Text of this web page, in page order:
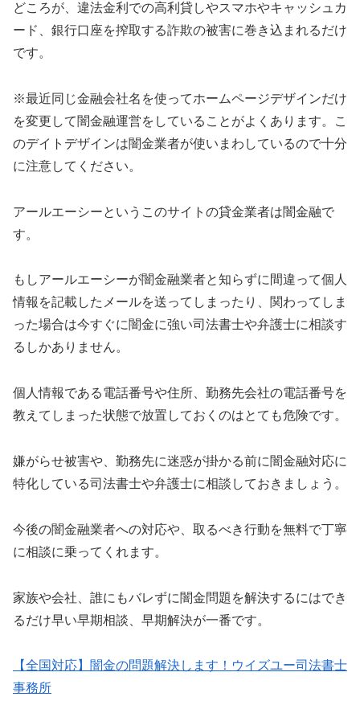
どころが、違法金利での高利貸しやスマホやキャッシュカ
ード、銀行口座を搾取する詐欺の被害に巻き込まれるだけ
です。
※最近同じ金融会社名を使ってホームページデザインだけ
を変更して闇金融運営をしていることがよくあります。こ
のデイトデザインは闇金業者が使いまわしているので十分
に注意してください。
アールエーシーというこのサイトの貸金業者は闇金融で
す。
もしアールエーシーが闇金融業者と知らずに間違って個人
情報を記載したメールを送ってしまったり、関わってしま
った場合は今すぐに闇金に強い司法書士や弁護士に相談す
るしかありません。
個人情報である電話番号や住所、勤務先会社の電話番号を
教えてしまった状態で放置しておくのはとても危険です。
嫌がらせ被害や、勤務先に迷惑が掛かる前に闇金融対応に
特化している司法書士や弁護士に相談しておきましょう。
今後の闇金融業者への対応や、取るべき行動を無料で丁寧
に相談に乗ってくれます。
家族や会社、誰にもバレずに闇金問題を解決するにはでき
るだけ早い早期相談、早期解決が一番です。
【全国対応】闇金の問題解決します！ウイズユー司法書士
事務所